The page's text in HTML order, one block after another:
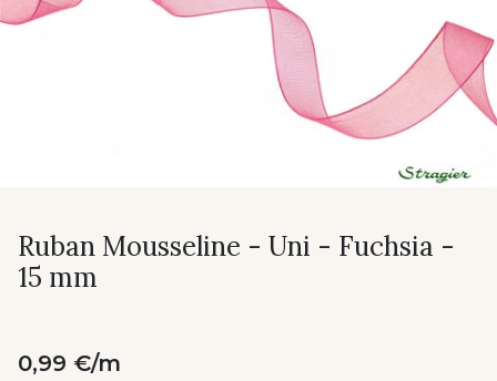
Ruban Mousseline - Uni - Fuchsia -
15 mm
0,99 €/m